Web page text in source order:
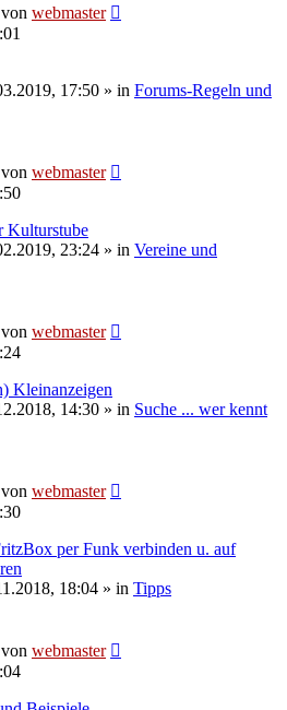
von webmaster
17:50 » in Forums-Regeln und
von webmaster
Kulturstube
23:24 » in Vereine und
von webmaster
Kleinanzeigen
14:30 » in Suche ... wer kennt
von webmaster
per Funk verbinden u. auf
18:04 » in Tipps
von webmaster